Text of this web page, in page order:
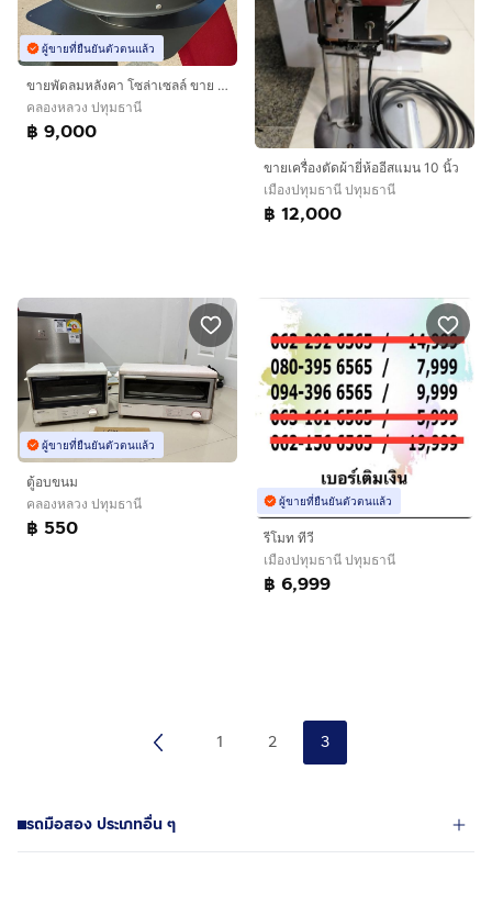
ผู้ขายที่ยืนยันตัวตนแล้ว
ขายพัดลมหลังคา โซล่าเซลล์ ขาย Solar Roof Attic 40W ค่าไฟฟ้าศูนย์บาท ไม่ต้องเดินสายไฟ
คลองหลวง ปทุมธานี
฿ 9,000
ขาย​เครื่อง​ตัด​ผ้า​ยี่ห้อ​อีส​แมน​ 10 นิ้ว
เมืองปทุมธานี ปทุมธานี
฿ 12,000
ผู้ขายที่ยืนยันตัวตนแล้ว
ตู้อบขนม
คลองหลวง ปทุมธานี
฿ 550
ผู้ขายที่ยืนยันตัวตนแล้ว
รีโมท ทีวี
เมืองปทุมธานี ปทุมธานี
฿ 6,999
1 2 3
รถมือสอง ประเภทอื่น ๆ